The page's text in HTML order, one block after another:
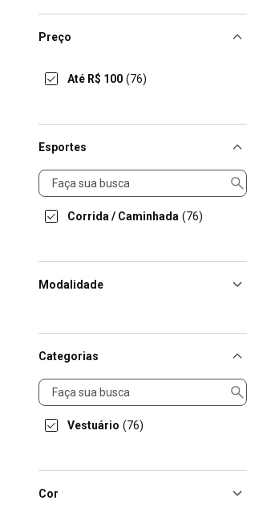
Preço
Até R$ 100 (76)
Esportes
Esportes
Corrida / Caminhada (76)
Modalidade
Categorias
Categorias
Vestuário (76)
Cor